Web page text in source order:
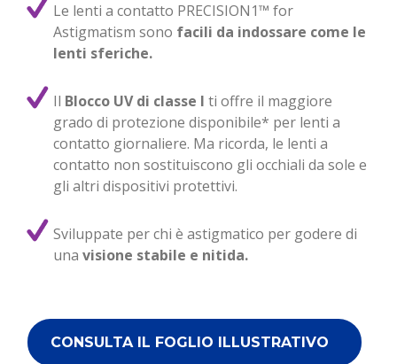
Le lenti a contatto PRECISION1™ for
Astigmatism sono facili da indossare come le
lenti sferiche.
Il Blocco UV di classe I ti offre il maggiore
grado di protezione disponibile* per lenti a
contatto giornaliere. Ma ricorda, le lenti a
contatto non sostituiscono gli occhiali da sole e
gli altri dispositivi protettivi.
Sviluppate per chi è astigmatico per godere di
una visione stabile e nitida.
CONSULTA IL FOGLIO ILLUSTRATIVO